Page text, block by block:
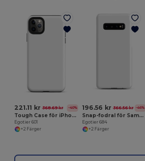
221.11 kr 368.69 kr -40%
Tough Case för iPhone®
Egotier 601
+2 Färger
196.56 kr 366.56 kr -46%
Snap-fodral för Samsung®
Egotier 684
+2 Färger